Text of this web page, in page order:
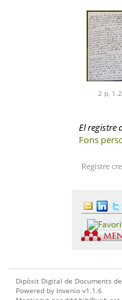
2 p,
El registre
Fons
Registre
Dipòsit Digital de Documents
Powered by Invenio v1.1.6